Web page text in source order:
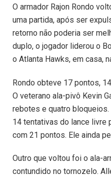
O armador Rajon Rondo
uma partida, após ser
retorno não poderia ser
duplo, o jogador liderou o
o Atlanta Hawks, em casa,
Rondo obteve 17 pontos,
O veterano ala-pivô Kevin
rebotes e quatro
14 tentativas do lance livre
com 21 pontos. Ele ainda
Outro que voltou foi o ala-
contundido no tornozelo.